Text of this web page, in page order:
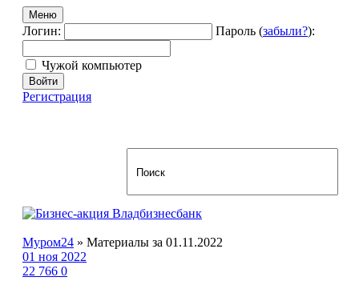
Меню
Логин: Пароль (забыли?):
Чужой компьютер
Войти
Регистрация
Муром24 » Материалы за 01.11.2022
01 ноя 2022
22 766 0